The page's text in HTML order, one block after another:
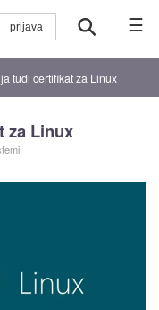
☰
tudi certifikat za Linux
za Linux